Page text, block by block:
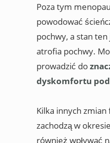
Poza tym
powodować
pochwy, a stan
atrofia pochwy.
prowadzić do
dyskomfortu
Kilka innych
zachodzą w
również wpływać